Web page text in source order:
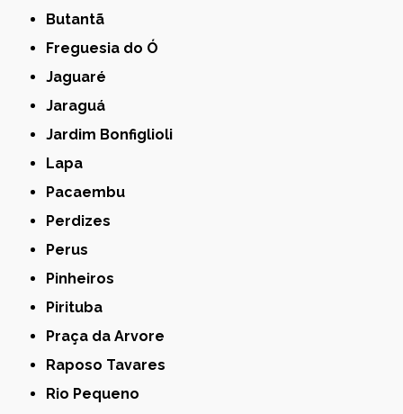
Butantã
Freguesia do Ó
Jaguaré
Jaraguá
Jardim Bonfiglioli
Lapa
Pacaembu
Perdizes
Perus
Pinheiros
Pirituba
Praça da Arvore
Raposo Tavares
Rio Pequeno